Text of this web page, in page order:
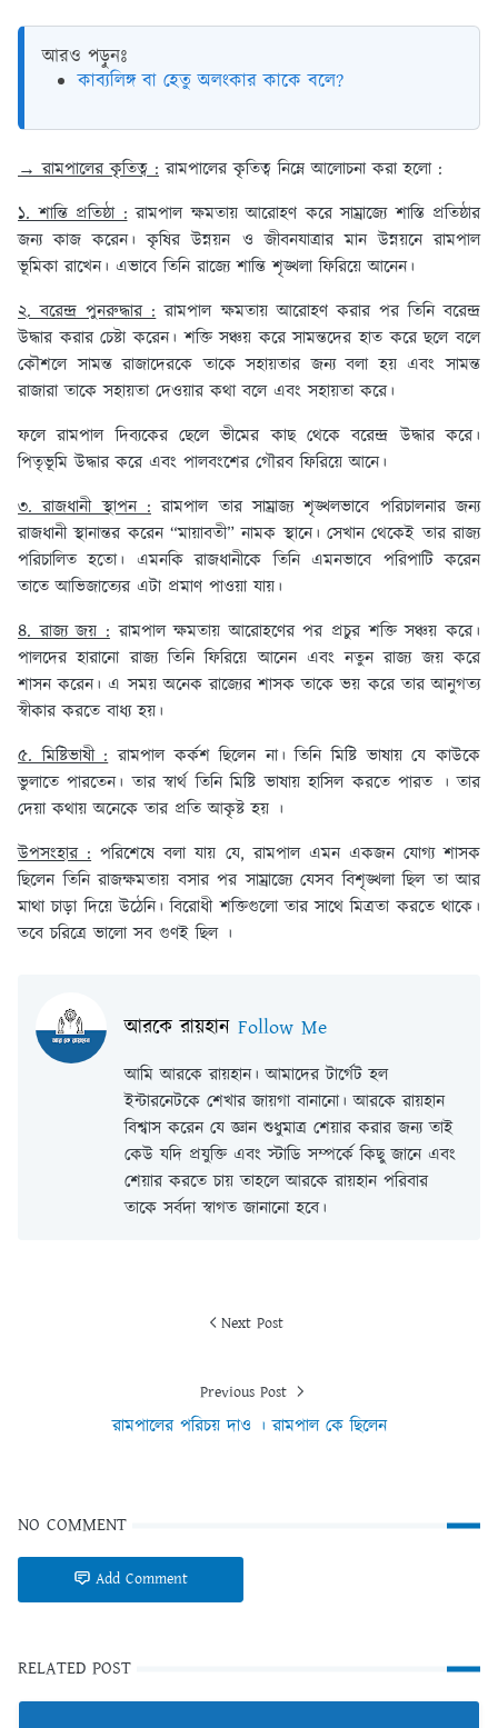
আরও পড়ুনঃ
কাব্যলিঙ্গ বা হেতু অলংকার কাকে বলে?
→ রামপালের কৃতিত্ব : রামপালের কৃতিত্ব নিম্নে আলোচনা করা হলো :
১. শান্তি প্রতিষ্ঠা :রামপাল ক্ষমতায় আরোহণ করে সাম্রাজ্যে শাস্তি প্রতিষ্ঠার
জন্য কাজ করেন। কৃষির উন্নয়ন ও জীবনযাত্রার মান উন্নয়নে রামপাল
ভূমিকা রাখেন। এভাবে তিনি রাজ্যে শান্তি শৃঙ্খলা ফিরিয়ে আনেন।
২. বরেন্দ্র পুনরুদ্ধার :রামপাল ক্ষমতায় আরোহণ করার পর তিনি বরেন্দ্র
উদ্ধার করার চেষ্টা করেন। শক্তি সঞ্চয় করে সামন্তদের হাত করে ছলে বলে
কৌশলে সামন্ত রাজাদেরকে তাকে সহায়তার জন্য বলা হয় এবং সামন্ত
রাজারা তাকে সহায়তা দেওয়ার কথা বলে এবং সহায়তা করে।
ফলে রামপাল দিব্যকের ছেলে ভীমের কাছ থেকে বরেন্দ্র উদ্ধার করে।
পিতৃভূমি উদ্ধার করে এবং পালবংশের গৌরব ফিরিয়ে আনে।
৩. রাজধানী স্থাপন : রামপাল তার সাম্রাজ্য শৃঙ্খলভাবে পরিচালনার জন্য
রাজধানী স্থানান্তর করেন “মায়াবতী” নামক স্থানে। সেখান থেকেই তার রাজ্য
পরিচালিত হতো। এমনকি রাজধানীকে তিনি এমনভাবে পরিপাটি করেন
তাতে আভিজাত্যের এটা প্রমাণ পাওয়া যায়।
৪. রাজ্য জয় :রামপাল ক্ষমতায় আরোহণের পর প্রচুর শক্তি সঞ্চয় করে।
পালদের হারানো রাজ্য তিনি ফিরিয়ে আনেন এবং নতুন রাজ্য জয় করে
শাসন করেন। এ সময় অনেক রাজ্যের শাসক তাকে ভয় করে তার আনুগত্য
স্বীকার করতে বাধ্য হয়।
৫. মিষ্টিভাষী :রামপাল কর্কশ ছিলেন না। তিনি মিষ্টি ভাষায় যে কাউকে
ভুলাতে পারতেন। তার স্বার্থ তিনি মিষ্টি ভাষায় হাসিল করতে পারত । তার
দেয়া কথায় অনেকে তার প্রতি আকৃষ্ট হয় ।
উপসংহার : পরিশেষে বলা যায় যে, রামপাল এমন একজন যোগ্য শাসক
ছিলেন তিনি রাজক্ষমতায় বসার পর সাম্রাজ্যে যেসব বিশৃঙ্খলা ছিল তা আর
মাথা চাড়া দিয়ে উঠেনি। বিরোধী শক্তিগুলো তার সাথে মিত্রতা করতে থাকে।
তবে চরিত্রে ভালো সব গুণই ছিল ।
আরকে রায়হান Follow Me
আমি আরকে রায়হান। আমাদের টার্গেট হল
ইন্টারনেটকে শেখার জায়গা বানানো। আরকে রায়হান
বিশ্বাস করেন যে জ্ঞান শুধুমাত্র শেয়ার করার জন্য তাই
কেউ যদি প্রযুক্তি এবং স্টাডি সম্পর্কে কিছু জানে এবং
শেয়ার করতে চায় তাহলে আরকে রায়হান পরিবার
তাকে সর্বদা স্বাগত জানানো হবে।
Next Post
Previous Post
রামপালের পরিচয় দাও । রামপাল কে ছিলেন
NO COMMENT
Add Comment
RELATED POST